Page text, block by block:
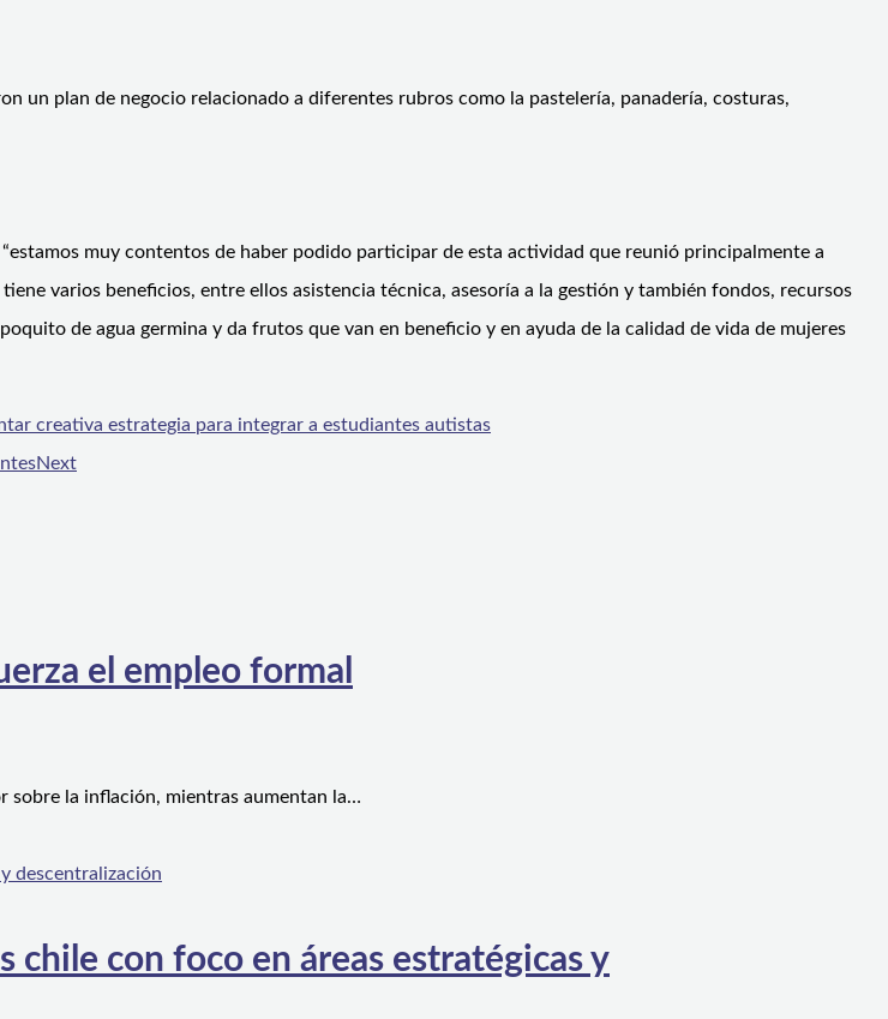
un plan de negocio relacionado a diferentes rubros como la pastelería, panadería, costuras,
muy contentos de haber podido participar de esta actividad que reunió principalmente a
varios beneficios, entre ellos asistencia técnica, asesoría a la gestión y también fondos, recursos
de agua germina y da frutos que van en beneficio y en ayuda de la calidad de vida de mujeres
creativa estrategia para integrar a estudiantes autistas
Next
el empleo formal
sobre la inflación, mientras aumentan la…
chile con foco en áreas estratégicas y